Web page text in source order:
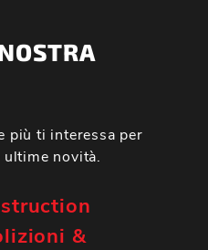
più ti interessa per
novità.
&